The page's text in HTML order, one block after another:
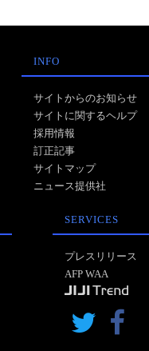
INFO
サイトからのお知らせ
サイトに関するヘルプ
採用情報
訂正記事
サイトマップ
ニュース提供社
SERVICES
プレスリリース
AFP WAA